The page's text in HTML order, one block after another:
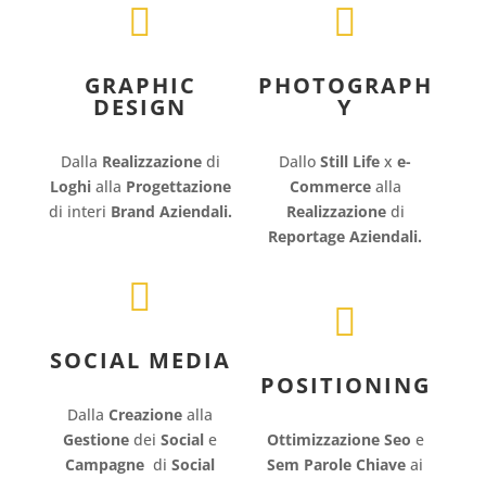

GRAPHIC
DESIGN
Dalla Realizzazionedi
Loghialla Progettazione
di interi Brand Aziendali.

SOCIAL MEDIA
DallaCreazione alla
Gestione deiSocial e
Campagne diSocial

PHOTOGRAPH
Y
DalloStill Life xe-
Commercealla
Realizzazionedi
Reportage Aziendali.

POSITIONING
Ottimizzazione Seo e
Sem Parole Chiave ai